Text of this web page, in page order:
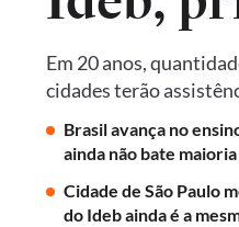
Em 20 anos,
cidades terão
Brasil avança no
ainda não bate
Cidade de São Paulo
do Ideb ainda é a